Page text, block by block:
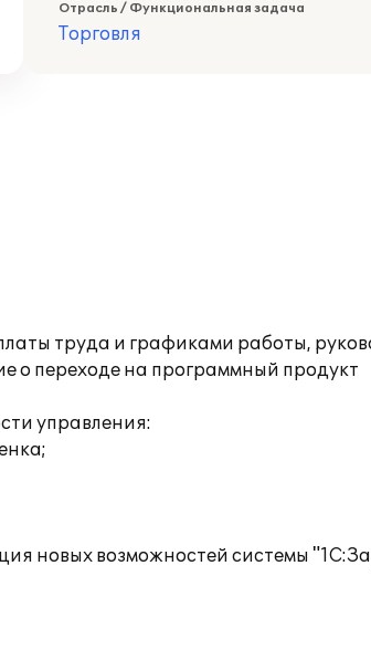
Отрасль / Функциональная задача
Торговля
труда и графиками работы,
о переходе на программный продукт
управления:
новых возможностей системы